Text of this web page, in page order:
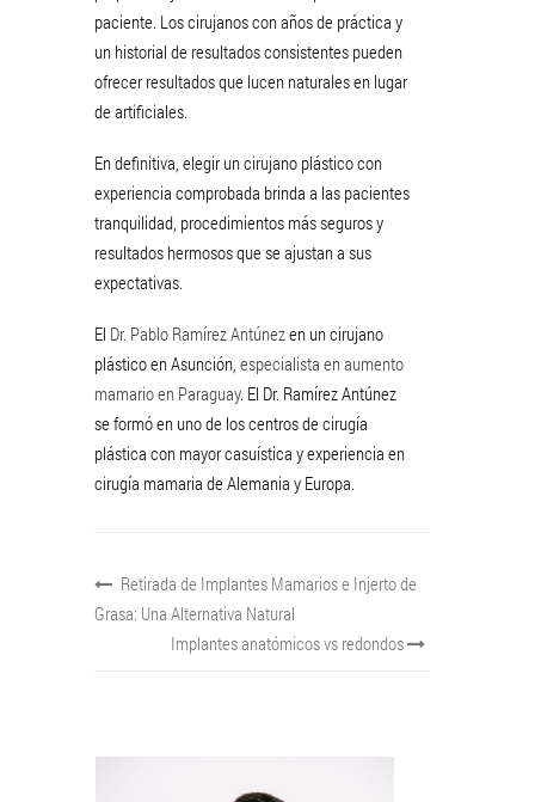
paciente. Los cirujanos con años de práctica y
un historial de resultados consistentes pueden
ofrecer resultados que lucen naturales en lugar
de artificiales.
En definitiva, elegir un cirujano plástico con
experiencia comprobada brinda a las pacientes
tranquilidad, procedimientos más seguros y
resultados hermosos que se ajustan a sus
expectativas.
El Dr. Pablo Ramírez Antúnezen un cirujano
plástico en Asunción, especialista en aumento
mamario en Paraguay. El Dr. Ramírez Antúnez
se formó en uno de los centros de cirugía
plástica con mayor casuística y experiencia en
cirugía mamaria de Alemania y Europa.
Retirada de Implantes Mamarios e Injerto de
Grasa: Una Alternativa Natural
Implantes anatómicos vs redondos